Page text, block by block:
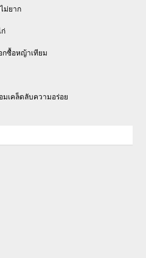
ม่ยาก
กซื้อหญ้าเทียม
เคล็ดลับความอร่อย